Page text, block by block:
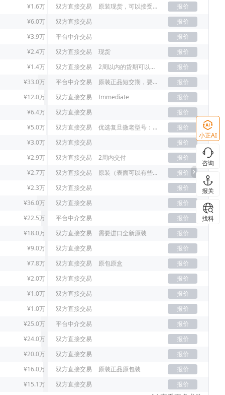
¥1.6万 双方直接交易 原装现货，可以接受老年份
报价
¥6.0万 双方直接交易
报价
¥3.9万 平台中介交易
报价
¥2.4万 双方直接交易 现货
报价
¥1.4万 双方直接交易 2周以内的货期可以接受
报价
¥33.0万 平台中介交易 原装正品短交期，要原装21+已上
报价
¥12.0万 双方直接交易 Immediate
报价
¥6.4万 双方直接交易
报价
¥5.0万 双方直接交易 优选复旦微老型号：FM33LE026，没货新型号FM33L026D
报价
¥3.0万 双方直接交易
报价
¥2.9万 双方直接交易 2周内交付
报价
¥2.7万 双方直接交易 原装（表面可以有些许刮痕）
报价
¥2.3万 双方直接交易
报价
¥36.0万 双方直接交易
报价
¥22.5万 平台中介交易
报价
¥18.0万 双方直接交易 需要进口全新原装
报价
¥9.0万 双方直接交易
报价
¥7.8万 双方直接交易 原包原盒
报价
¥2.0万 双方直接交易
报价
¥1.0万 双方直接交易
报价
¥1.0万 双方直接交易
报价
¥25.0万 平台中介交易
报价
¥24.0万 双方直接交易
报价
¥20.0万 双方直接交易
报价
¥16.0万 双方直接交易 原装正品原包装
报价
¥15.1万 双方直接交易 报价
小正AI
咨询
报关
找料